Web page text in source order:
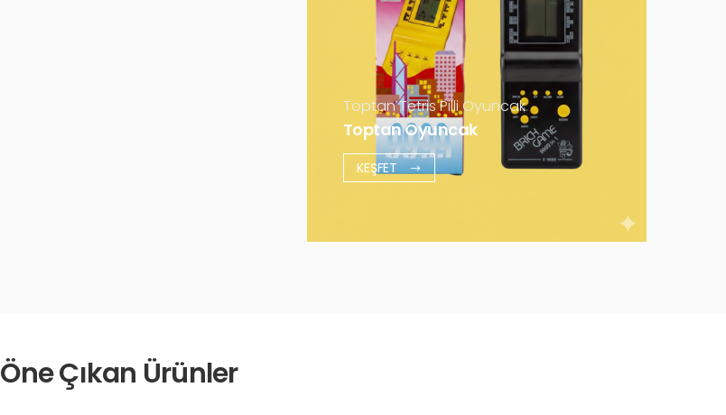
Toptan Tetris Pilli Oyuncak
Toptan Oyuncak
KEŞFET
Öne Çıkan Ürünler